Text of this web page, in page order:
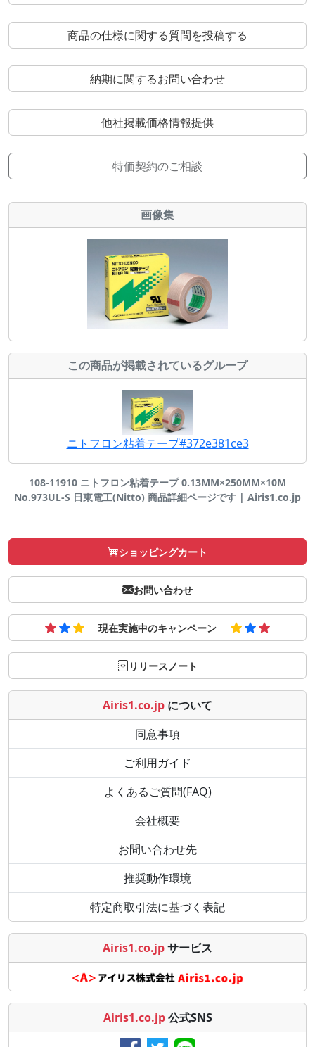
商品の仕様に関する質問を投稿する
納期に関するお問い合わせ
他社掲載価格情報提供
特価契約のご相談
画像集
この商品が掲載されているグループ
ニトフロン粘着テープ#372e381ce3
108-11910 ニトフロン粘着テープ 0.13MM×250MM×10M
No.973UL-S 日東電工(Nitto) 商品詳細ページです | Airis1.co.jp
ショッピングカート
お問い合わせ
現在実施中のキャンペーン
リリースノート
Airis1.co.jp について
同意事項
ご利用ガイド
よくあるご質問(FAQ)
会社概要
お問い合わせ先
推奨動作環境
特定商取引法に基づく表記
Airis1.co.jpサービス
Airis1.co.jp 公式SNS